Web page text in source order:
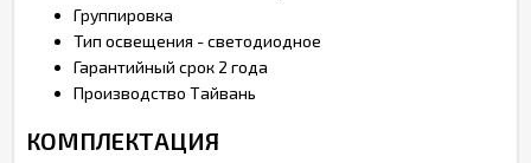
Группировка
Тип освещения - светодиодное
Гарантийный срок 2 года
Производство Тайвань
КОМПЛЕКТАЦИЯ